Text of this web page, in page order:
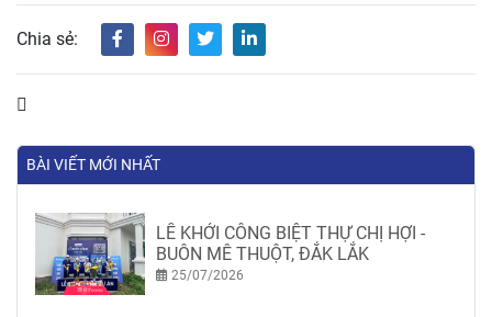
Chia sẻ:
BÀI VIẾT MỚI NHẤT
LỄ KHỞI CÔNG BIỆT THỰ CHỊ HỢI -
BUÔN MÊ THUỘT, ĐẮK LẮK
25/07/2026